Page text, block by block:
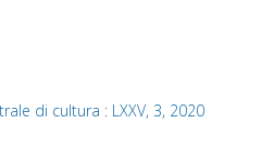
di cultura : LXXV, 3, 2020